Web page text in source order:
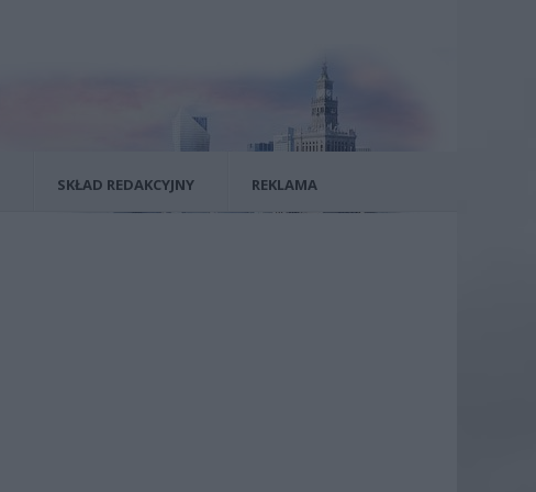
SKŁAD REDAKCYJNY REKLAMA